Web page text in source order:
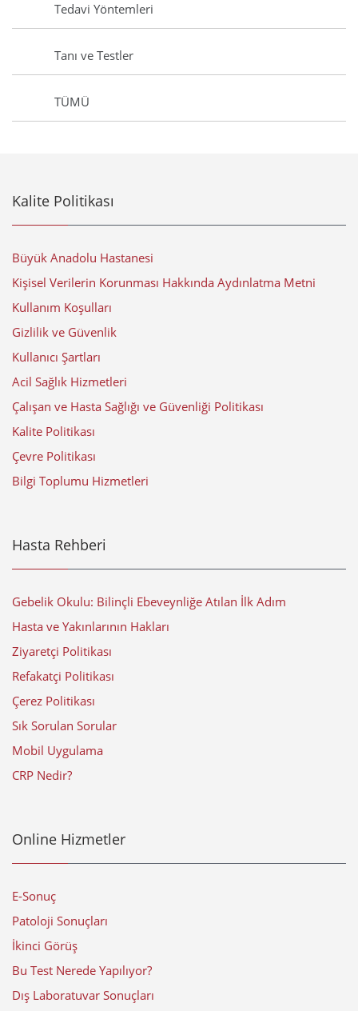
Tedavi Yöntemleri
Tanı ve Testler
TÜMÜ
Kalite Politikası
Büyük Anadolu Hastanesi
Kişisel Verilerin Korunması Hakkında Aydınlatma Metni
Kullanım Koşulları
Gizlilik ve Güvenlik
Kullanıcı Şartları
Acil Sağlık Hizmetleri
Çalışan ve Hasta Sağlığı ve Güvenliği Politikası
Kalite Politikası
Çevre Politikası
Bilgi Toplumu Hizmetleri
Hasta Rehberi
Gebelik Okulu: Bilinçli Ebeveynliğe Atılan İlk Adım
Hasta ve Yakınlarının Hakları
Ziyaretçi Politikası
Refakatçi Politikası
Çerez Politikası
Sık Sorulan Sorular
Mobil Uygulama
CRP Nedir?
Online Hizmetler
E-Sonuç
Patoloji Sonuçları
İkinci Görüş
Bu Test Nerede Yapılıyor?
Dış Laboratuvar Sonuçları